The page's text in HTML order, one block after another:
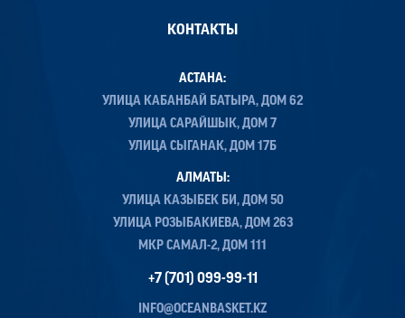
КОНТАКТЫ
АСТАНА:
УЛИЦА КАБАНБАЙ БАТЫРА, ДОМ 62
УЛИЦА САРАЙШЫК, ДОМ 7
УЛИЦА СЫГАНАК, ДОМ 17Б
АЛМАТЫ:
УЛИЦА КАЗЫБЕК БИ, ДОМ 50
УЛИЦА РОЗЫБАКИЕВА, ДОМ 263
МКР САМАЛ-2, ДОМ 111
+7 (701) 099-99-11
INFO@OCEANBASKET.KZ